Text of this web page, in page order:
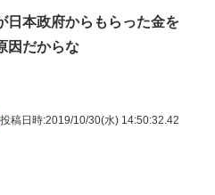
日本政府からもらった金を
因だからな
投稿日時:2019/10/30(水) 14:50:32.42